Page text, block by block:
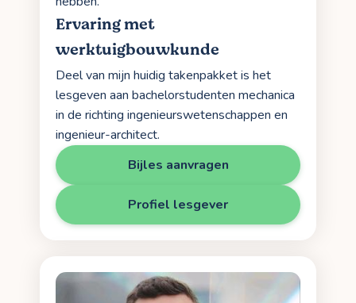
Ervaring met
werktuigbouwkunde
Deel van mijn huidig takenpakket is het
lesgeven aan bachelorstudenten mechanica
in de richting ingenieurswetenschappen en
ingenieur-architect.
Bijles aanvragen
Profiel lesgever